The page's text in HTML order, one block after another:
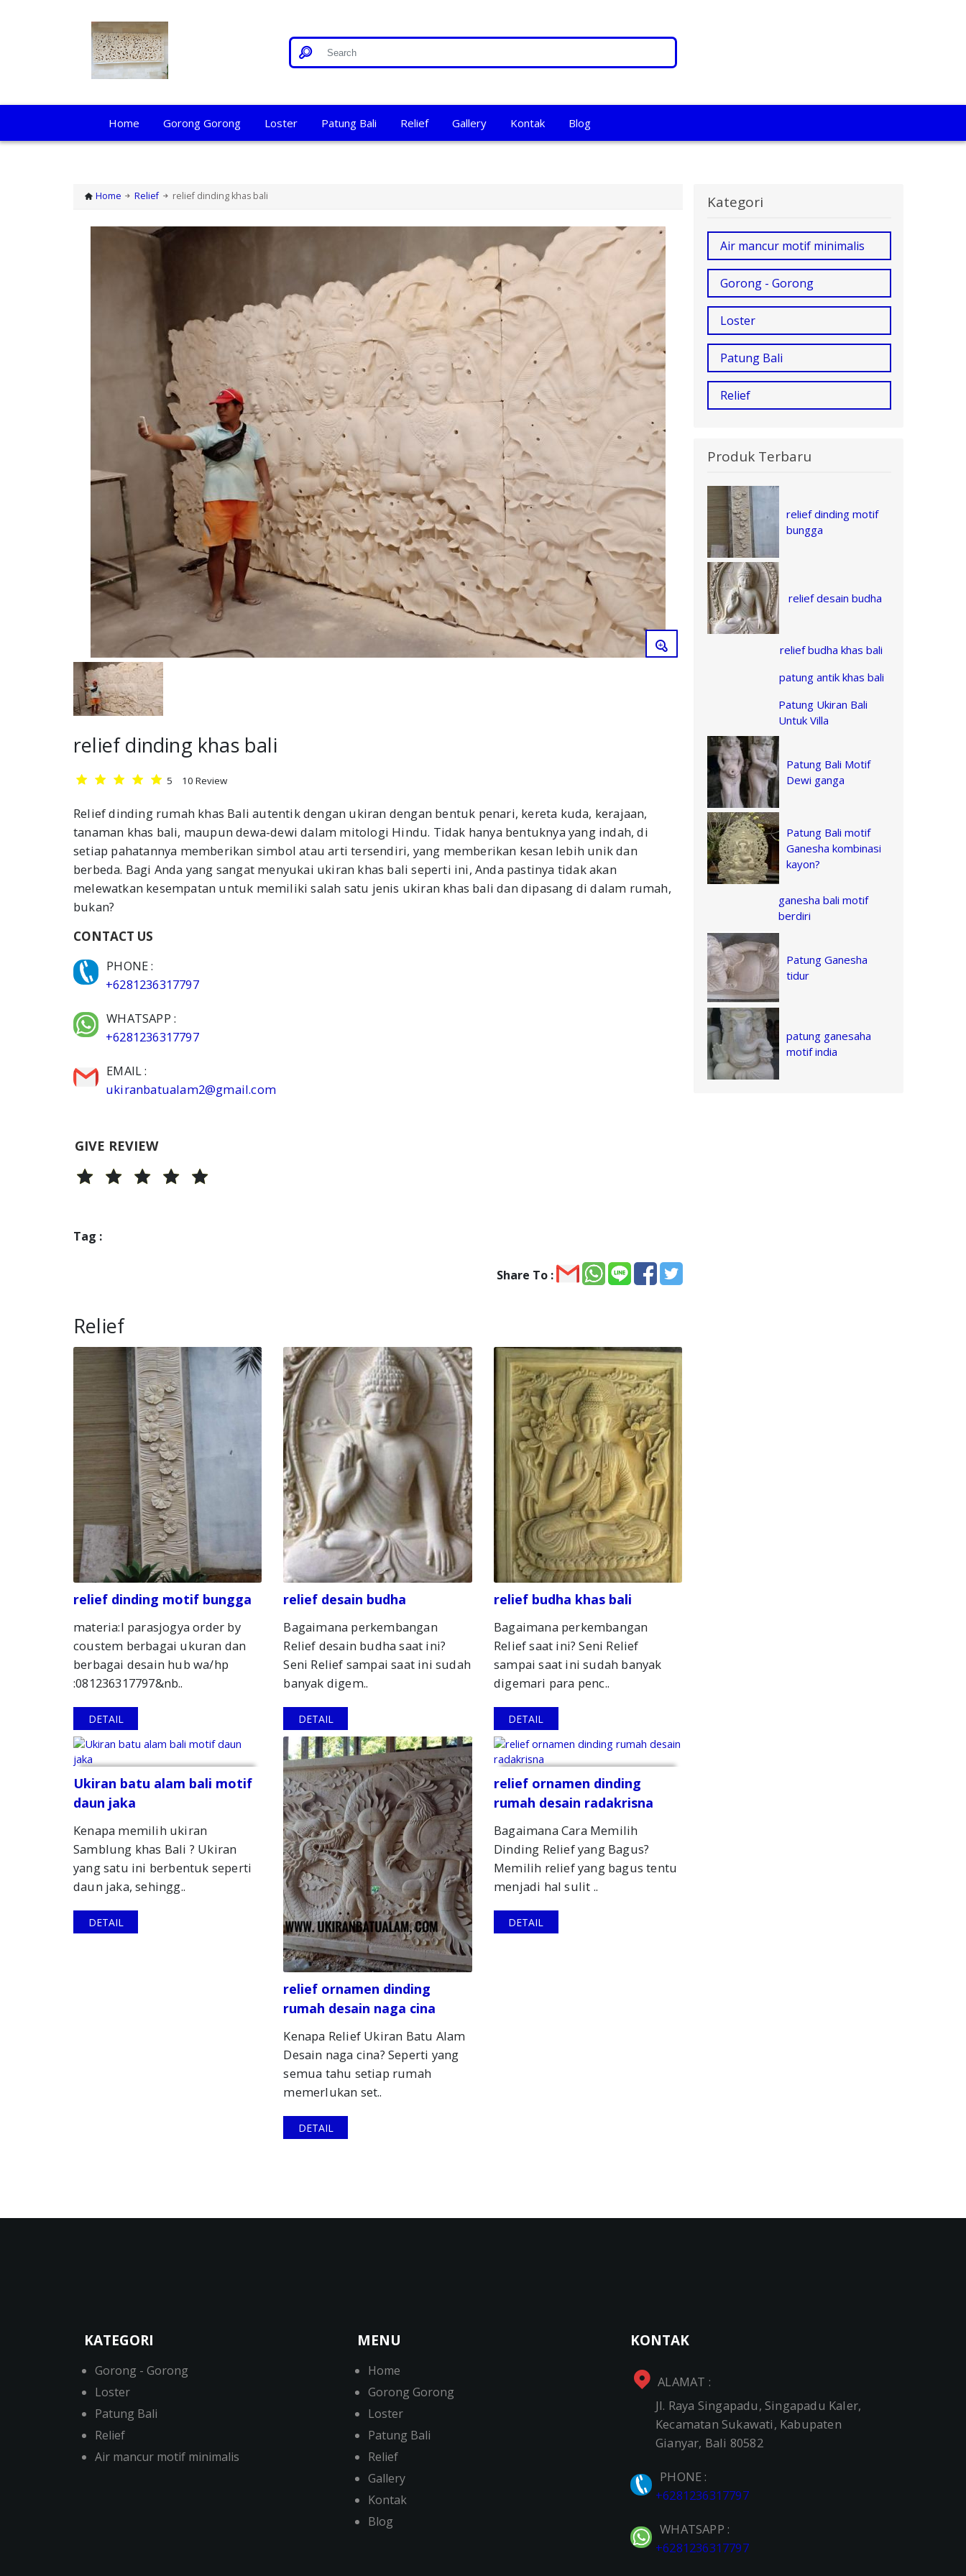
Home Gorong Gorong Loster Patung Bali Relief Gallery Kontak Blog
Home Relief relief dinding khas bali
relief dinding khas bali
5 10 Review
Relief dinding rumah khas Bali autentik dengan ukiran dengan bentuk penari, kereta kuda, kerajaan,
tanaman khas bali, maupun dewa-dewi dalam mitologi Hindu. Tidak hanya bentuknya yang indah, di
setiap pahatannya memberikan simbol atau arti tersendiri, yang memberikan kesan lebih unik dan
berbeda. Bagi Anda yang sangat menyukai ukiran khas bali seperti ini, Anda pastinya tidak akan
melewatkan kesempatan untuk memiliki salah satu jenis ukiran khas bali dan dipasang di dalam rumah,
bukan?
CONTACT US
PHONE :
+6281236317797
WHATSAPP :
+6281236317797
EMAIL :
ukiranbatualam2@gmail.com
GIVE REVIEW
Tag :
Share To :
Relief
relief dinding motif bungga
materia:l parasjogya order by
coustem berbagai ukuran dan
berbagai desain hub wa/hp
:081236317797&nb..
DETAIL
relief desain budha
Bagaimana perkembangan
Relief desain budha saat ini?
Seni Relief sampai saat ini sudah
banyak digem..
DETAIL
relief budha khas bali
Bagaimana perkembangan
Relief saat ini? Seni Relief
sampai saat ini sudah banyak
digemari para penc..
DETAIL
Ukiran batu alam bali motif
daun jaka
Kenapa memilih ukiran
Samblung khas Bali ? Ukiran
yang satu ini berbentuk seperti
daun jaka, sehingg..
DETAIL
relief ornamen dinding
rumah desain naga cina
Kenapa Relief Ukiran Batu Alam
Desain naga cina? Seperti yang
semua tahu setiap rumah
memerlukan set..
DETAIL
relief ornamen dinding
rumah desain radakrisna
Bagaimana Cara Memilih
Dinding Relief yang Bagus?
Memilih relief yang bagus tentu
menjadi hal sulit ..
DETAIL
Kategori
Air mancur motif minimalis
Gorong - Gorong
Loster
Patung Bali
Relief
Produk Terbaru
relief dinding motif
bungga
relief desain budha
relief budha khas bali
patung antik khas bali
Patung Ukiran Bali
Untuk Villa
Patung Bali Motif
Dewi ganga
Patung Bali motif
Ganesha kombinasi
kayon?
ganesha bali motif
berdiri
Patung Ganesha
tidur
patung ganesaha
motif india
KATEGORI
Gorong - Gorong
Loster
Patung Bali
Relief
Air mancur motif minimalis
MENU
Home
Gorong Gorong
Loster
Patung Bali
Relief
Gallery
Kontak
Blog
KONTAK
ALAMAT :
Jl. Raya Singapadu, Singapadu Kaler,
Kecamatan Sukawati, Kabupaten
Gianyar, Bali 80582
PHONE :
+6281236317797
WHATSAPP :
+6281236317797